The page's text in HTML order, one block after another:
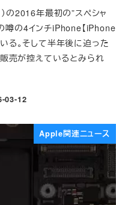
の2016年最初の”スペシャ
噂の4インチiPhone【iPhone
る。そして半年後に迫った
売が控えているとみられ
03-12
Apple関連ニュース